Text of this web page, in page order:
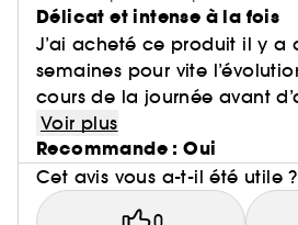
Délicat et intense à la fois
J’ai acheté ce produit il y a
semaines pour vite
cours de la journée avant
Voir plus
Recommande : Oui
Cet avis vous a-t-il été utile ?